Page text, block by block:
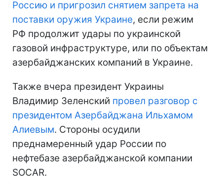
Россию и пригрозил снятием запрета на
поставки оружия Украине, если режим
РФ продолжит удары по украинской
газовой инфраструктуре, или по объектам
азербайджанских компаний в Украине.
Также вчера президент Украины
Владимир Зеленский провел разговор с
президентом Азербайджана Ильхамом
Алиевым. Стороны осудили
преднамеренный удар России по
нефтебазе азербайджанской компании
SOCAR.